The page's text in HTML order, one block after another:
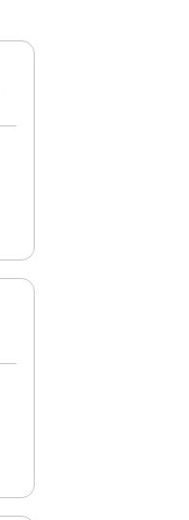
Octavos
Octavos
Octavos